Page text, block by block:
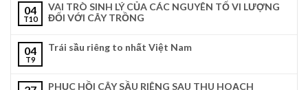
04
T10
VAI TRÒ SINH LÝ CỦA CÁC NGUYÊN TỐ VI LƯỢNG
ĐỐI VỚI CÂY TRỒNG
04
T9
Trái sầu riêng to nhất Việt Nam
PHỤC HỒI CÂY SẦU RIÊNG SAU THU HOẠCH